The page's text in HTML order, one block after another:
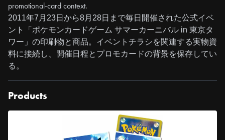
promotional-card context.
2011年7月23日から8月28日まで毎日開催された公式イベ
ント「ポケモンカードゲーム サマーカーニバル in 東京タ
ワー」の印刷物と商品。イベントチラシを関連する実物資
料に接続し、開催日程とプロモカードの背景を保存してい
る。
Products